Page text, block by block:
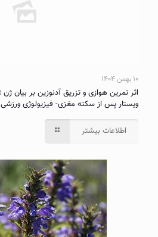
۱۰ بهمن ۱۴۰۴
ویستار پس از سکته مغزی- فیزیولوژی ورزشی
اطلاعات بیشتر